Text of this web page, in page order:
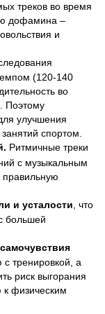
треков во время
дофамина –
и
(120-140
во
Поэтому
улучшения
занятий спортом.
Ритмичные треки
с музыкальным
правильную
и усталости , что
большей
тренировкой, а
риск выгорания
физическим